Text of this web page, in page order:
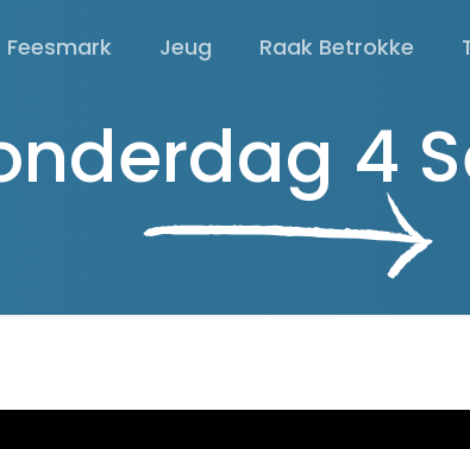
Feesmark Jeug Raak Betrokke
4